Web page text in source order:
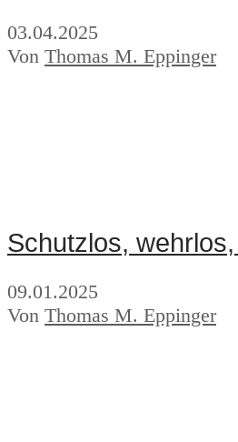
03.04.2025
Von Thomas M. Eppinger
Schutzlos,
09.01.2025
Von Thomas M. Eppinger